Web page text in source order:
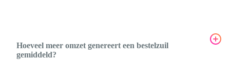
Hoeveel meer omzet genereert een bestelzuil
gemiddeld?